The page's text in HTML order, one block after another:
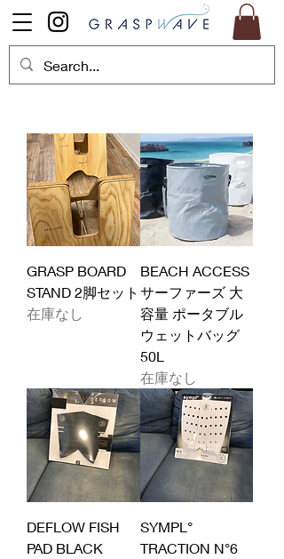
GRASP BOARD
STAND 2脚セット
在庫なし
BEACH ACCESS
サーファーズ 大
容量 ポータブル
ウェットバッグ
50L
在庫なし
DEFLOW FISH
PAD BLACK
SYMPL°
TRACTION N°6